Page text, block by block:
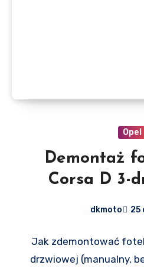
Opel
Demontaż
Corsa D 3-
dkmoto 25
Jak zdemontować fotel
drzwiowej (manualny,